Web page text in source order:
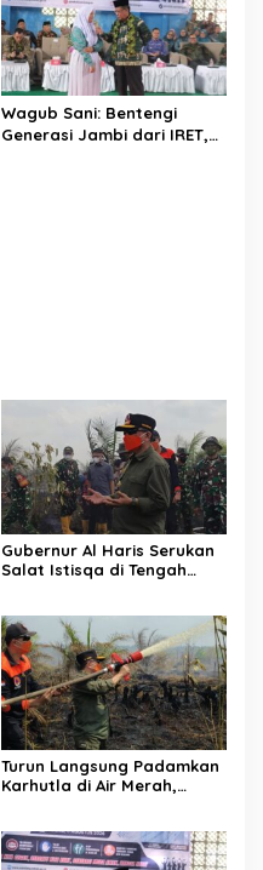
Wagub Sani: Bentengi
Generasi Jambi dari IRET,
Gubernur Al Haris Serukan
Salat Istisqa di Tengah
Bumi Jambi”
Turun Langsung Padamkan
Karhutla di Air Merah,
Dipadamkan